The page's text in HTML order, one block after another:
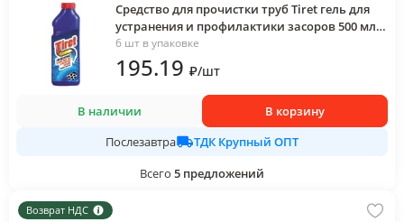
Средство для прочистки труб Tiret гель для
устранения и профилактики засоров 500 мл.,
ПЭТ
6 шт в упаковке
195.19 ₽/шт
В наличии
В корзину
Послезавтра
ТДК Крупный ОПТ
Всего 5 предложений
Возврат НДС